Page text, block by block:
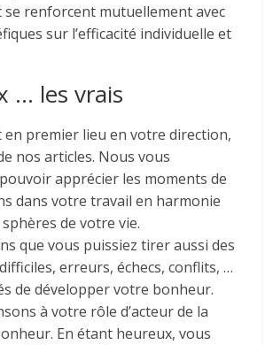
se renforcent mutuellement avec
sur l’efficacité individuelle et
… les vrais
premier lieu en votre direction,
nos articles. Nous vous
apprécier les moments de
dans votre travail en harmonie
de votre vie.
que vous puissiez tirer aussi des
erreurs, échecs, conflits, …
de développer votre bonheur.
à votre rôle d’acteur de la
En étant heureux, vous